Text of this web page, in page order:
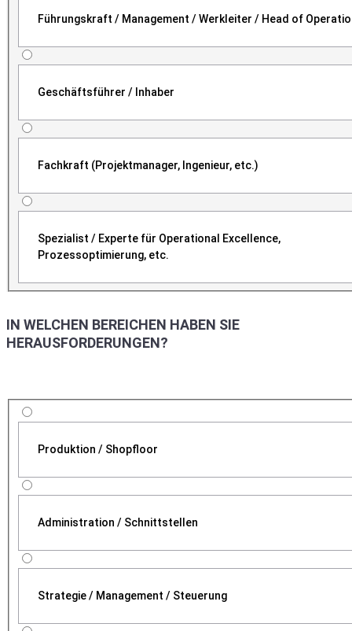
Führungskraft / Management / Werkleiter / Head of
Geschäftsführer / Inhaber
Fachkraft (Projektmanager, Ingenieur, etc.)
Spezialist / Experte für Operational Excellence,
Prozessoptimierung, etc.
IN WELCHEN BEREICHEN HABEN SIE
HERAUSFORDERUNGEN?
Produktion / Shopfloor
Administration / Schnittstellen
Strategie / Management / Steuerung